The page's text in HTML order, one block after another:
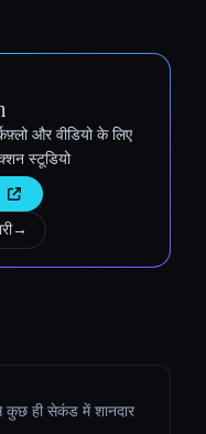
और वीडियो के लिए
स्टूडियो
→
ही सेकंड में शानदार